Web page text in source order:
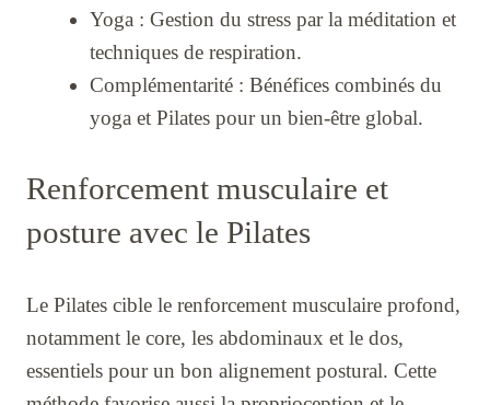
Yoga : Gestion du stress par la méditation et
techniques de respiration.
Complémentarité : Bénéfices combinés du
yoga et Pilates pour un bien-être global.
Renforcement musculaire et
posture avec le Pilates
Le Pilates cible le renforcement musculaire profond,
notamment le core, les abdominaux et le dos,
essentiels pour un bon alignement postural. Cette